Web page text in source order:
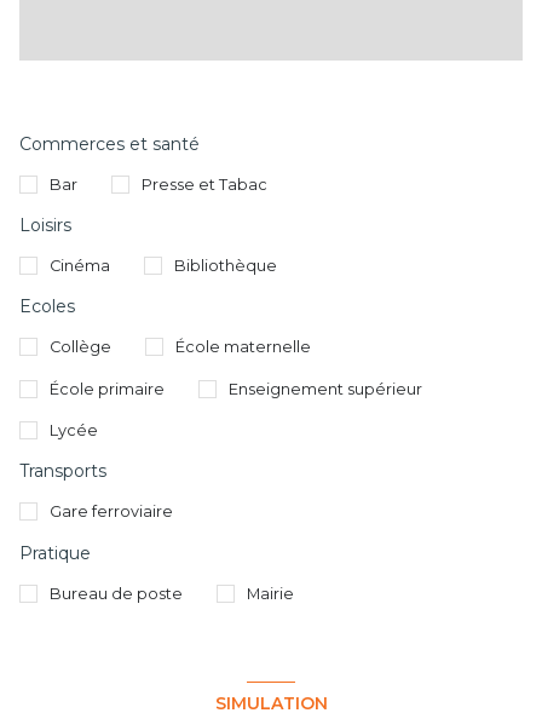
Commerces et santé
Bar Presse et Tabac
Loisirs
Cinéma Bibliothèque
Ecoles
Collège École maternelle
École primaire Enseignement supérieur
Lycée
Transports
Gare ferroviaire
Pratique
Bureau de poste Mairie
SIMULATION